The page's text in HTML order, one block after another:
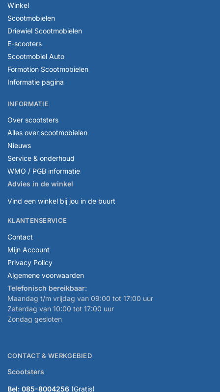
Winkel
Scootmobielen
Driewiel Scootmobielen
E-scooters
Scootmobiel Auto
Formotion Scootmobielen
Informatie pagina
INFORMATIE
Over scootsters
Alles over scootmobielen
Nieuws
Service & onderhoud
WMO / PGB informatie
Advies in de winkel
Vind een winkel bij jou in de buurt
KLANTENSERVICE
Contact
Mijn Account
Privacy Policy
Algemene voorwaarden
Telefonisch bereikbaar:
Maandag t/m vrijdag van 09:00 tot 17:00 uur
Zaterdag van 10:00 tot 17:00 uur
Zondag gesloten
CONTACT & WERKGEBIED
Scootsters
Bel: 085-8004256 (Gratis)